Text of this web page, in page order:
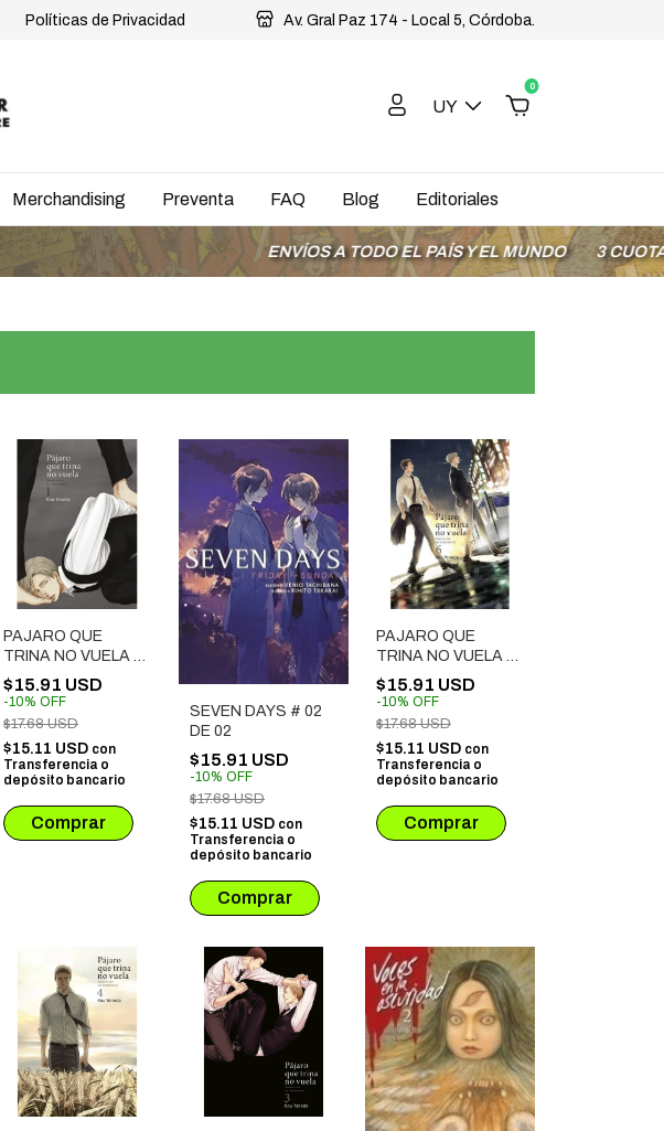
Políticas de Privacidad Av. Gral Paz 174 - Local 5, Córdoba.
UY
0
Merchandising Preventa FAQ Blog Editoriales
ENVÍOS A TODO EL PAÍS Y EL MUNDO 3 CUOTAS SIN
PAJARO QUE
TRINA NO VUELA #
01
$15.91 USD
-10% OFF
$17.68 USD
$15.11 USD con
Transferencia o
depósito bancario
SEVEN DAYS # 02
DE 02
$15.91 USD
-10% OFF
$17.68 USD
$15.11 USD con
Transferencia o
depósito bancario
PAJARO QUE
TRINA NO VUELA #
06
$15.91 USD
-10% OFF
$17.68 USD
$15.11 USD con
Transferencia o
depósito bancario